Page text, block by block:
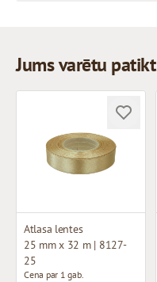
Jums varētu patikt
Atlasa lentes
25 mm x 32 m | 8127-
25
Cena par 1 gab.